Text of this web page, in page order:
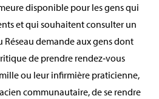
disponible pour les gens qui
et qui souhaitent consulter un
demande aux gens dont
de prendre rendez‑vous
ou leur infirmière praticienne,
communautaire, de se rendre